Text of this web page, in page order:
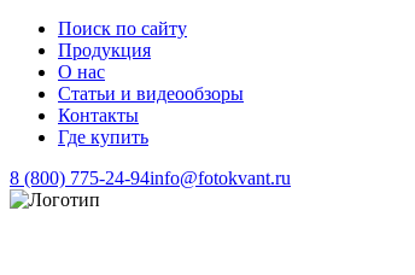
Поиск по сайту
Продукция
О нас
Статьи и видеообзоры
Контакты
Где купить
8 (800) 775-24-94info@fotokvant.ru